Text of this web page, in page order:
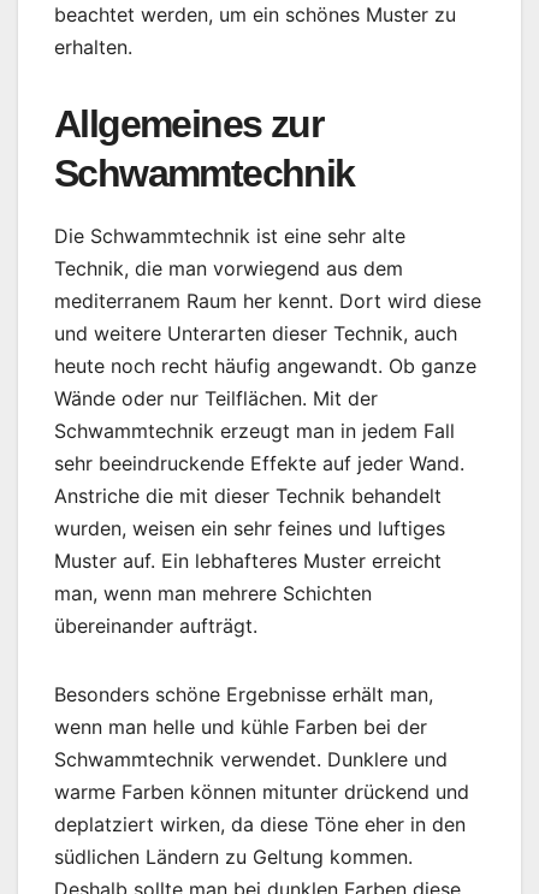
beachtet werden, um ein schönes Muster zu
erhalten.
Allgemeines zur
Schwammtechnik
Die Schwammtechnik ist eine sehr alte
Technik, die man vorwiegend aus dem
mediterranem Raum her kennt. Dort wird diese
und weitere Unterarten dieser Technik, auch
heute noch recht häufig angewandt. Ob ganze
Wände oder nur Teilflächen. Mit der
Schwammtechnik erzeugt man in jedem Fall
sehr beeindruckende Effekte auf jeder Wand.
Anstriche die mit dieser Technik behandelt
wurden, weisen ein sehr feines und luftiges
Muster auf. Ein lebhafteres Muster erreicht
man, wenn man mehrere Schichten
übereinander aufträgt.
Besonders schöne Ergebnisse erhält man,
wenn man helle und kühle Farben bei der
Schwammtechnik verwendet. Dunklere und
warme Farben können mitunter drückend und
deplatziert wirken, da diese Töne eher in den
südlichen Ländern zu Geltung kommen.